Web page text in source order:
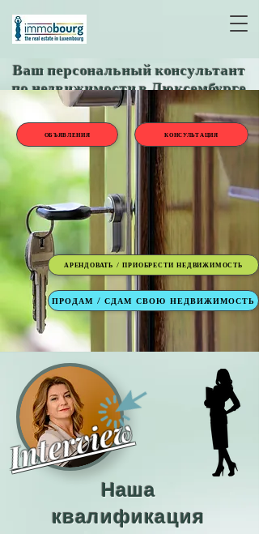
Ваш персональный консультант
по недвижимости в Люксембурге
ОБЪЯВЛЕНИЯ КОНСУЛЬТАЦИЯ
АРЕНДОВАТЬ / ПРИОБРЕСТИ НЕДВИЖИМОСТЬ
ПРОДАМ / СДАМ СВОЮ НЕДВИЖИМОСТЬ
Interview
Наша
квалификация